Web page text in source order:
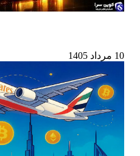
10 مرداد 1405